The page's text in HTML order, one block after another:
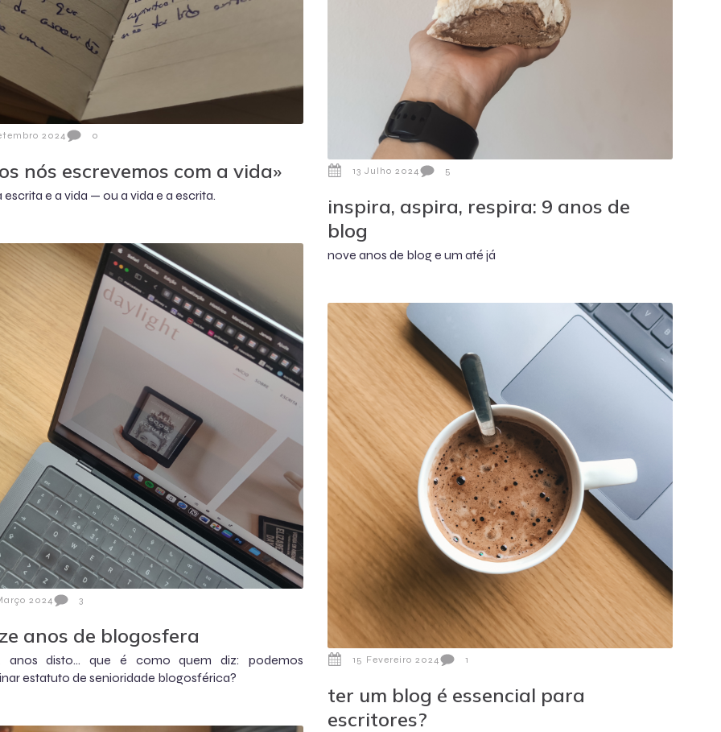
2024 0
nós escrevemos com a vida»
escrita e a vida — ou a vida e a escrita.
13 Julho 2024 5
inspira, aspira, respira: 9 anos de
blog
nove anos de blog e um até já
2024 3
anos de blogosfera
anos disto... que é como quem diz: podemos
estatuto de senioridade blogosférica?
15 Fevereiro 2024 1
ter um blog é essencial para
escritores?